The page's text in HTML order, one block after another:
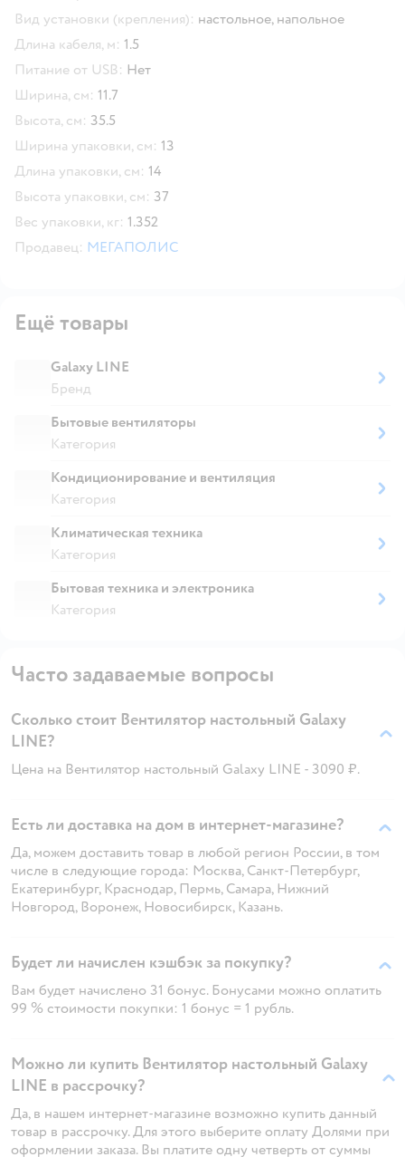
Вид установки (крепления): настольное, напольное
Длина кабеля, м: 1.5
Питание от USB: Нет
Ширина, см: 11.7
Высота, см: 35.5
Ширина упаковки, см: 13
Длина упаковки, см: 14
Высота упаковки, см: 37
Вес упаковки, кг: 1.352
Продавец: МЕГАПОЛИС
Ещё товары
Galaxy LINE
Бренд
Бытовые вентиляторы
Категория
Кондиционирование и вентиляция
Категория
Климатическая техника
Категория
Бытовая техника и электроника
Категория
Часто задаваемые вопросы
Сколько стоит Вентилятор настольный Galaxy
LINE?
Цена на Вентилятор настольный Galaxy LINE - 3090 ₽.
Есть ли доставка на дом в интернет-магазине?
Да, можем доставить товар в любой регион России, в том
числе в следующие города: Москва, Санкт-Петербург,
Екатеринбург, Краснодар, Пермь, Самара, Нижний
Новгород, Воронеж, Новосибирск, Казань.
Будет ли начислен кэшбэк за покупку?
Вам будет начислено 31 бонус. Бонусами можно оплатить
99 % стоимости покупки: 1 бонус = 1 рубль.
Можно ли купить Вентилятор настольный Galaxy
LINE в рассрочку?
Да, в нашем интернет-магазине возможно купить данный
товар в рассрочку. Для этого выберите оплату Долями при
оформлении заказа. Вы платите одну четверть от суммы